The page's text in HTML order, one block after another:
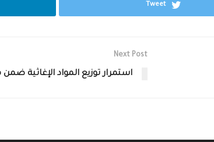
Tweet
Next Post
استمرار توزيع المواد الإغاثية